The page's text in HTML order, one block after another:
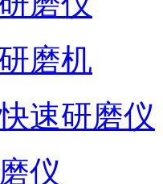
磨机
速研磨仪
仪